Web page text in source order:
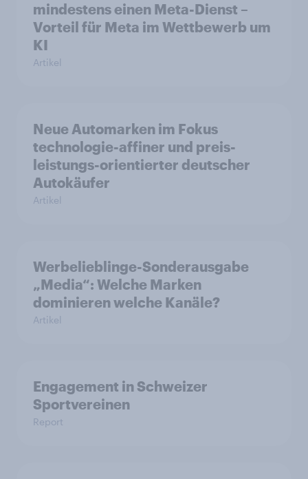
mindestens einen Meta-Dienst –
Vorteil für Meta im Wettbewerb um
KI
Artikel
Neue Automarken im Fokus
technologie-affiner und preis-
leistungs-orientierter deutscher
Autokäufer
Artikel
Werbelieblinge-Sonderausgabe
„Media“: Welche Marken
dominieren welche Kanäle?
Artikel
Engagement in Schweizer
Sportvereinen
Report